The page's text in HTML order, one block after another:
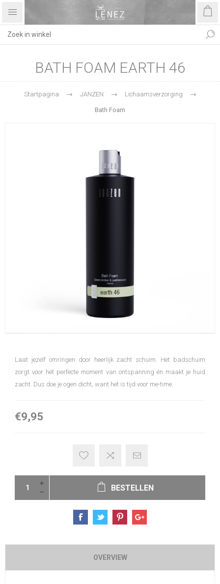
BATH FOAM EARTH 46
Startpagina JANZEN Lichaamsverzorging
Bath Foam
Laat jezelf omringen door heerlijk zacht schuim. Het badschuim
zorgt voor het perfecte moment van ontspanning én maakt je huid
zacht. Dus doe je ogen dicht, want het is tijd voor me-time.
€9,95
BESTELLEN
OVERVIEW